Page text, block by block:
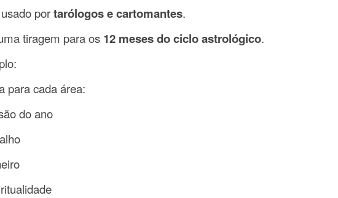
portarólogos e cartomantes.
tiragem para os 12 meses do ciclo astrológico.
para cada área:
do ano